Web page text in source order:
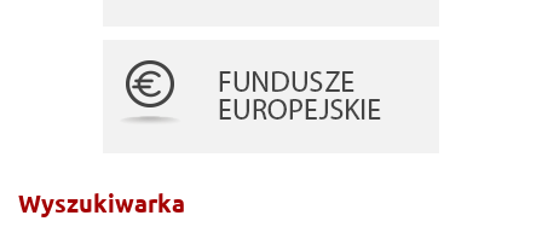
Wyszukiwarka